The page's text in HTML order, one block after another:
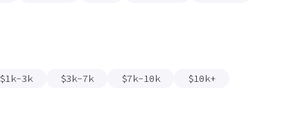
$1k-3k $3k-7k $7k-10k $10k+